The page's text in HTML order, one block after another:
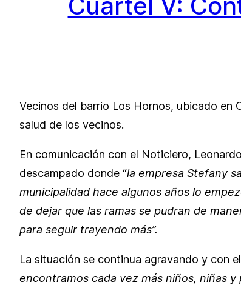
Vecinos del barrio Los Hornos, ubicado en
salud de los vecinos.
En comunicación con el Noticiero,
descampado donde “la empresa Stefany
municipalidad hace algunos años lo
de dejar que las ramas se pudran de
para seguir trayendo más”.
La situación se continua agravando y con
encontramos cada vez más niños, niñas